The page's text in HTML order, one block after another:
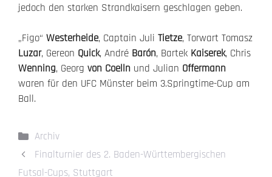
jedoch den starken Strandkaisern geschlagen geben.
„Figo“ Westerheide, Captain Juli Tietze, Torwart Tomasz
Luzar, Gereon Quick, André Barón, Bartek Kaiserek, Chris
Wenning, Georg von Coelln und Julian Offermann
waren für den UFC Münster beim 3.Springtime-Cup am
Ball.
Kategorien
Archiv
Finalturnier des 2. Baden-Württembergischen
Futsal-Cups, Stuttgart